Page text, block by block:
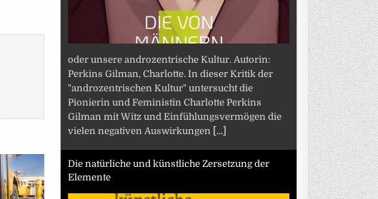
oder unsere androzentrische Kultur. Autorin:
Perkins Gilman, Charlotte. In dieser Kritik der
"androzentrischen Kultur" untersucht die
Pionierin und Feministin Charlotte Perkins
Gilman mit Witz und Einfühlungsvermögen die
vielen negativen Auswirkungen [...]
Die natürliche und künstliche Zersetzung der
Elemente